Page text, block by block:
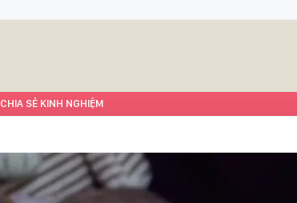
CHIA SẺ KINH NGHIỆM